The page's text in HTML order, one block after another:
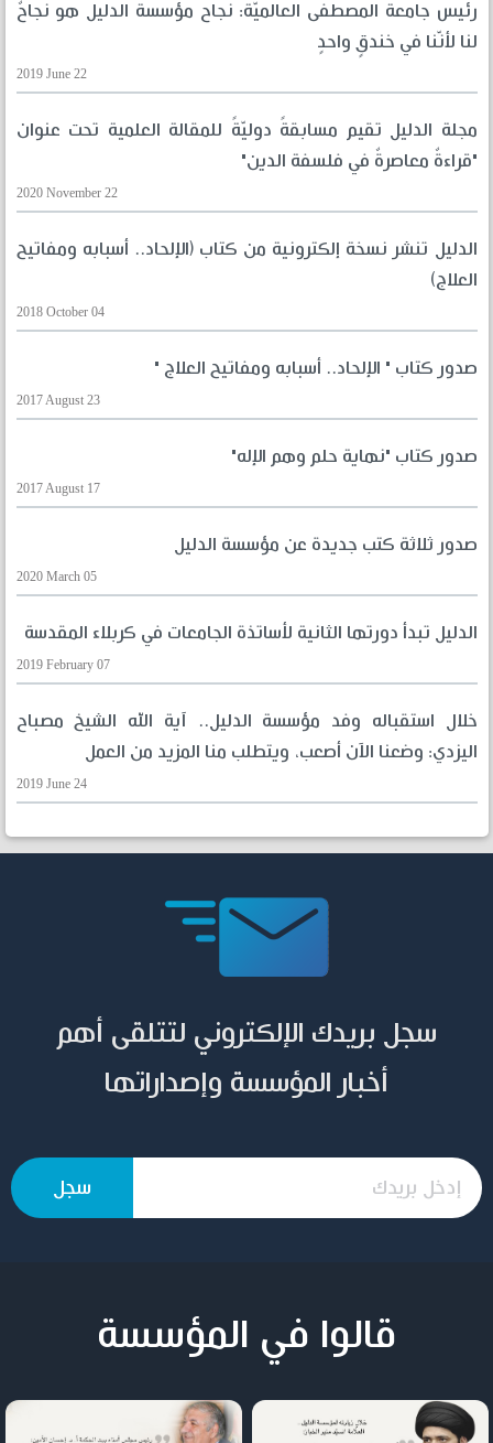
رئيس جامعة المصطفى العالميّة: نجاح مؤسسة الدليل هو نجاحٌ
لنا لأنّنا في خندقٍ واحدٍ
2019 June 22
مجلة الدليل تقيم مسابقةً دوليّةً للمقالة العلمية تحت عنوان
"قراءةٌ معاصرةٌ في فلسفة الدين"
2020 November 22
الدليل تنشر نسخة إلكترونية من كتاب (الإلحاد.. أسبابه ومفاتيح
العلاج)
2018 October 04
صدور كتاب " الإلحاد.. أسبابه ومفاتيح العلاج "
2017 August 23
صدور كتاب "نهاية حلم وهم الإله"
2017 August 17
صدور ثلاثة كتب جديدة عن مؤسسة الدليل
2020 March 05
الدليل تبدأ دورتها الثانية لأساتذة الجامعات في كربلاء المقدسة
2019 February 07
خلال استقباله وفد مؤسسة الدليل.. آية الله الشيخ مصباح
اليزدي: وضعنا الآن أصعب، ويتطلب منا المزيد من العمل
2019 June 24
سجل بريدك الإلكتروني لتتلقى أهم
أخبار المؤسسة وإصداراتها
قالوا في المؤسسة